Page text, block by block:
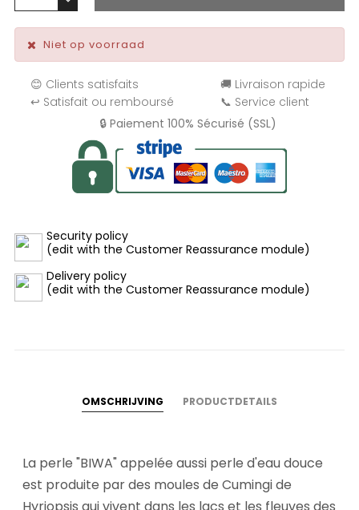
Niet op voorraad
😊 Clients satisfaits
🚚 Livraison rapide
↩️ Satisfait ou remboursé
📞 Service client
🔒 Paiement 100% Sécurisé (SSL)
Security policy
(edit with the Customer Reassurance module)
Delivery policy
(edit with the Customer Reassurance module)
OMSCHRIJVING PRODUCTDETAILS
La perle "BIWA" appelée aussi perle d'eau douce
est produite par des moules de Cumingi de
Hyriopsis qui vivent dans les lacs et les fleuves des